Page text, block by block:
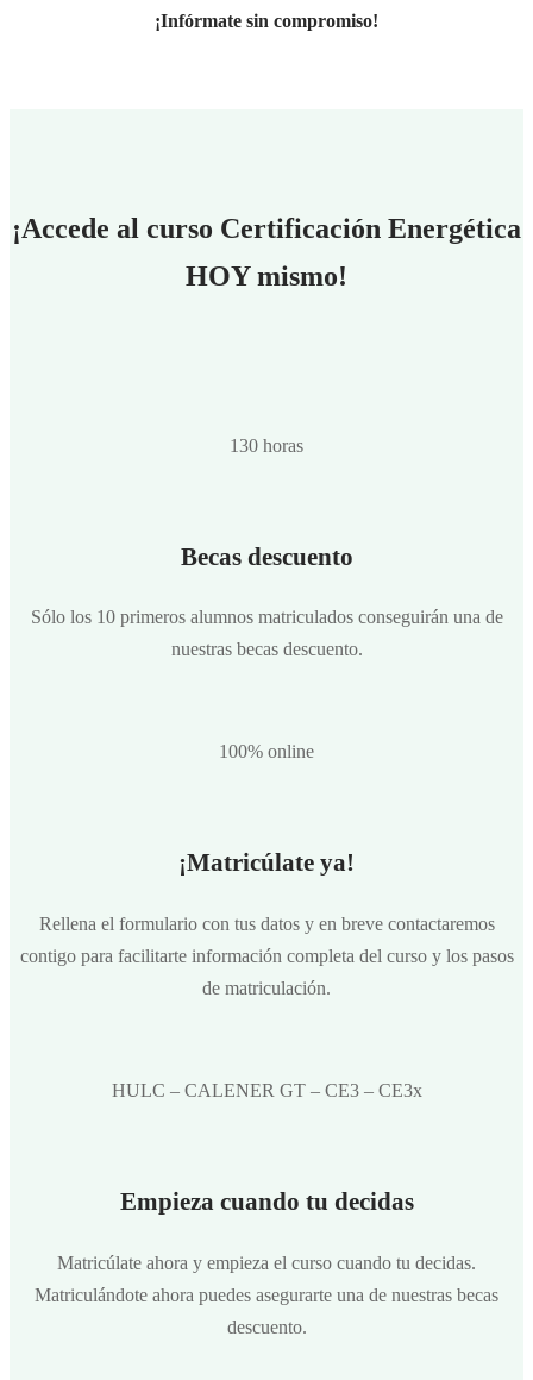
¡Infórmate sin compromiso!
¡Accede al curso Certificación Energética
HOY mismo!
130 horas
Becas descuento
Sólo los 10 primeros alumnos matriculados conseguirán una de
nuestras becas descuento.
100% online
¡Matricúlate ya!
Rellena el formulario con tus datos y en breve contactaremos
contigo para facilitarte información completa del curso y los pasos
de matriculación.
HULC – CALENER GT – CE3 – CE3x
Empieza cuando tu decidas
Matricúlate ahora y empieza el curso cuando tu decidas.
Matriculándote ahora puedes asegurarte una de nuestras becas
descuento.